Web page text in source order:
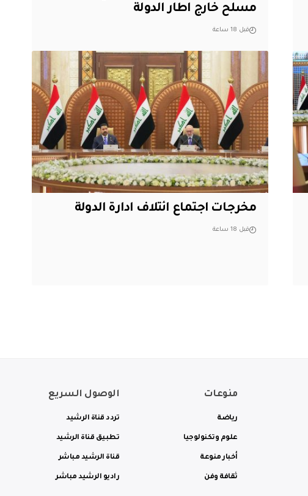
مسلح خارج اطار الدولة
قبل 18 ساعة
مخرجات اجتماع ائتلاف ادارة الدولة
قبل 18 ساعة
منوعات
رياضة
علوم وتكنولوجيا
أخبار منوعة
ثقافة وفن
الوصول السريع
تردد قناة الرشيد
تطبيق قناة الرشيد
قناة الرشيد مباشر
راديو الرشيد مباشر